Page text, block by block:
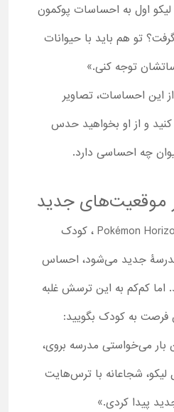
لیکو اول به احساسات پوکمون
تو هم باید با حیوانات
توجه کنی.»
این احساسات، تصاویر
کنید و از او بخواهید حدس
چه احساسی دارد.
موقعیت‌های جدید
در قسمتی از داستان Pokémon Horizons ، کودک
مدرسۀ جدید می‌شود، احساس
کم‌کم به این ترسش غلبه
فرصت به کودک بگویید:‌
می‌خواستی مدرسه بروی،
شجاعانه با ترس‌هایت
پیدا کردی.»